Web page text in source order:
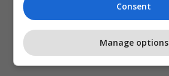
Consent
Manage options